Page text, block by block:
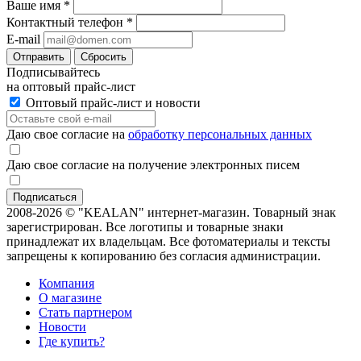
Ваше имя *
Контактный телефон *
E-mail
Отправить Сбросить
Подписывайтесь
на оптовый прайс-лист
Оптовый прайс-лист и новости
Даю свое согласие на обработку персональных данных
Даю свое согласие на получение электронных писем
2008-2026 © "KEALAN" интернет-магазин. Товарный знак
зарегистрирован. Все логотипы и товарные знаки
принадлежат их владельцам. Все фотоматериалы и тексты
запрещены к копированию без согласия администрации.
Компания
О магазине
Стать партнером
Новости
Где купить?